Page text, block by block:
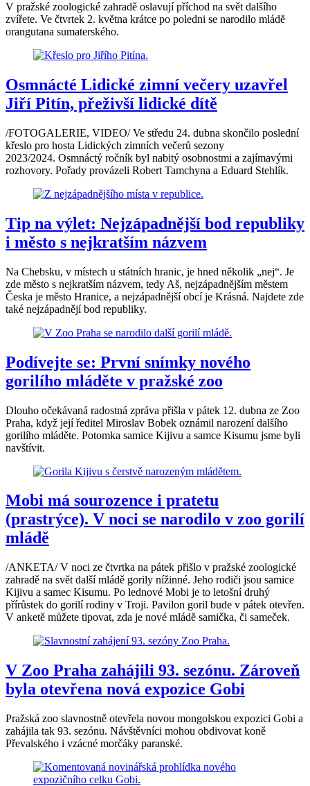
V pražské zoologické zahradě oslavují příchod na svět dalšího
zvířete. Ve čtvrtek 2. května krátce po poledni se narodilo mládě
orangutana sumaterského.
Osmnácté Lidické zimní večery uzavřel
Jiří Pitín, přeživší lidické dítě
/FOTOGALERIE, VIDEO/ Ve středu 24. dubna skončilo poslední
křeslo pro hosta Lidických zimních večerů sezony
2023/2024. Osmnáctý ročník byl nabitý osobnostmi a zajímavými
rozhovory. Pořady provázeli Robert Tamchyna a Eduard Stehlík.
Tip na výlet: Nejzápadnější bod republiky
i město s nejkratším názvem
Na Chebsku, v místech u státních hranic, je hned několik „nej“. Je
zde město s nejkratším názvem, tedy Aš, nejzápadnějším městem
Česka je město Hranice, a nejzápadnější obcí je Krásná. Najdete zde
také nejzápadnějí bod republiky.
Podívejte se: První snímky nového
gorilího mláděte v pražské zoo
Dlouho očekávaná radostná zpráva přišla v pátek 12. dubna ze Zoo
Praha, když její ředitel Miroslav Bobek oznámil narození dalšího
gorilího mláděte. Potomka samice Kijivu a samce Kisumu jsme byli
navštívit.
Mobi má sourozence i pratetu
(prastrýce). V noci se narodilo v zoo gorilí
mládě
/ANKETA/ V noci ze čtvrtka na pátek přišlo v pražské zoologické
zahradě na svět další mládě gorily nížinné. Jeho rodiči jsou samice
Kijivu a samec Kisumu. Po lednové Mobi je to letošní druhý
přírůstek do gorilí rodiny v Troji. Pavilon goril bude v pátek otevřen.
V anketě můžete tipovat, zda je nové mládě samička, či sameček.
V Zoo Praha zahájili 93. sezónu. Zároveň
byla otevřena nová expozice Gobi
Pražská zoo slavnostně otevřela novou mongolskou expozici Gobi a
zahájila tak 93. sezónu. Návštěvníci mohou obdivovat koně
Převalského i vzácné morčáky paranské.